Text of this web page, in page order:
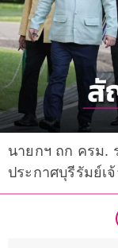
นายกฯ ถก ครม.
ประกาศบุรีรัมย์เ